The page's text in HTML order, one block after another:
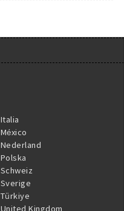
Italia
México
Nederland
Polska
Schweiz
Sverige
Türkiye
United Kingdom